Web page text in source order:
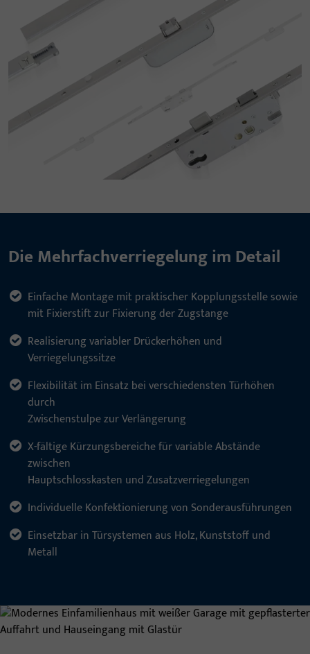
Die Mehrfachverriegelung im Detail
Einfache Montage mit praktischer Kopplungsstelle sowie
mit Fixierstift zur Fixierung der Zugstange
Realisierung variabler Drückerhöhen und
Verriegelungssitze
Flexibilität im Einsatz bei verschiedensten Türhöhen
durch
Zwischenstulpe zur Verlängerung
X-fältige Kürzungsbereiche für variable Abstände
zwischen
Hauptschlosskasten und Zusatzverriegelungen
Individuelle Konfektionierung von Sonderausführungen
Einsetzbar in Türsystemen aus Holz, Kunststoff und
Metall